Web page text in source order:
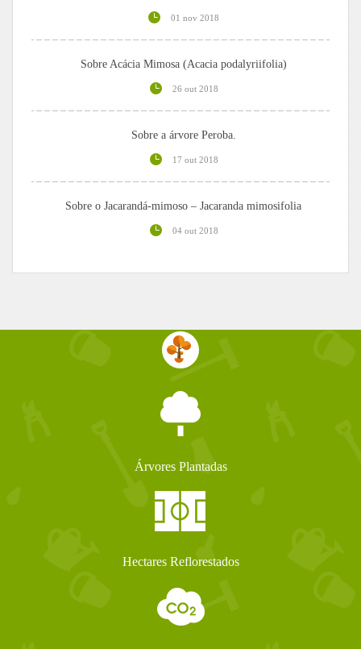
01 nov 2018
Sobre Acácia Mimosa (Acacia podalyriifolia)
26 out 2018
Sobre a árvore Peroba.
17 out 2018
Sobre o Jacarandá-mimoso – Jacaranda mimosifolia
04 out 2018
Árvores Plantadas
Hectares Reflorestados